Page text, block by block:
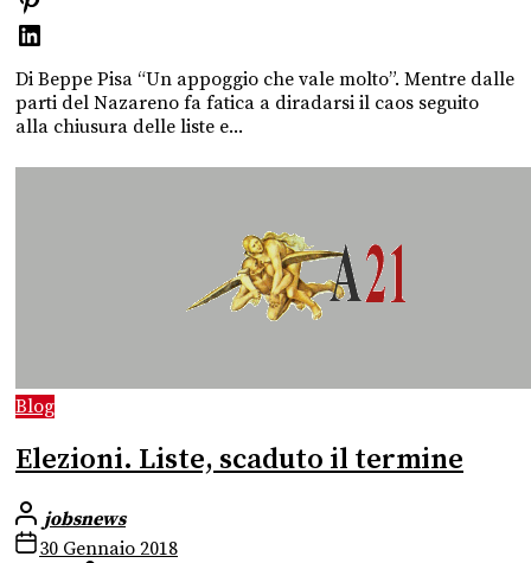
Di Beppe Pisa “Un appoggio che vale molto”. Mentre dalle
parti del Nazareno fa fatica a diradarsi il caos seguito
alla chiusura delle liste e...
Blog
Elezioni. Liste, scaduto il termine
jobsnews
30 Gennaio 2018